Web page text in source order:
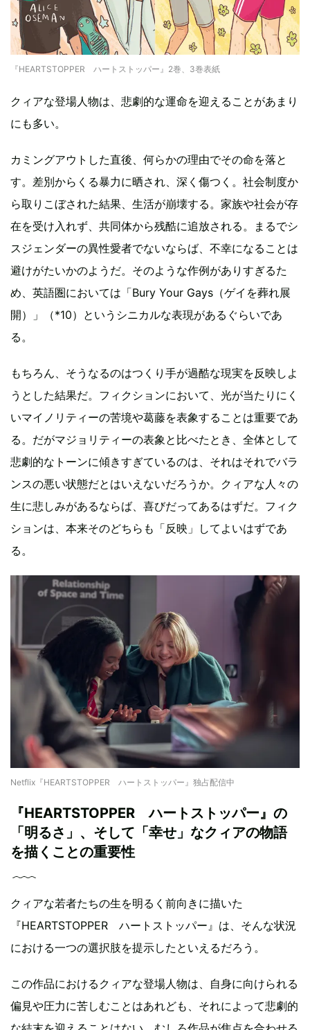
『HEARTSTOPPER ハートストッパー』2巻、3巻表紙
クィアな登場人物は、悲劇的な運命を迎えることがあまり
にも多い。
カミングアウトした直後、何らかの理由でその命を落と
す。差別からくる暴力に晒され、深く傷つく。社会制度か
ら取りこぼされた結果、生活が崩壊する。家族や社会が存
在を受け入れず、共同体から残酷に追放される。まるでシ
スジェンダーの異性愛者でないならば、不幸になることは
避けがたいかのようだ。そのような作例がありすぎるた
め、英語圏においては「Bury Your Gays（ゲイを葬れ展
開）」（*10）というシニカルな表現があるぐらいであ
る。
もちろん、そうなるのはつくり手が過酷な現実を反映しよ
うとした結果だ。フィクションにおいて、光が当たりにく
いマイノリティーの苦境や葛藤を表象することは重要であ
る。だがマジョリティーの表象と比べたとき、全体として
悲劇的なトーンに傾きすぎているのは、それはそれでバラ
ンスの悪い状態だとはいえないだろうか。クィアな人々の
生に悲しみがあるならば、喜びだってあるはずだ。フィク
ションは、本来そのどちらも「反映」してよいはずであ
る。
Netflix『HEARTSTOPPER ハートストッパー』独占配信中
『HEARTSTOPPER ハートストッパー』の
「明るさ」、そして「幸せ」なクィアの物語
を描くことの重要性
クィアな若者たちの生を明るく前向きに描いた
『HEARTSTOPPER ハートストッパー』は、そんな状況
における一つの選択肢を提示したといえるだろう。
この作品におけるクィアな登場人物は、自身に向けられる
偏見や圧力に苦しむことはあれども、それによって悲劇的